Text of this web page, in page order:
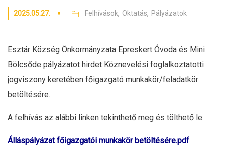
2025.05.27. Felhívások, Oktatás, Pályázatok
Esztár Község Önkormányzata Epreskert Óvoda és Mini
Bölcsőde pályázatot hirdet Köznevelési foglalkoztatotti
jogviszony keretében főigazgató munkakör/feladatkör
betöltésére.
A felhívás az alábbi linken tekinthető meg és tölthető le:
Álláspályázat főigazgatói munkakör betöltésére.pdf